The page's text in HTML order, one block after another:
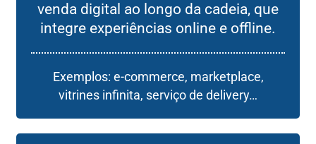
venda digital ao longo da cadeia, que
integre experiências online e offline.
Exemplos: e-commerce, marketplace,
vitrines infinita, serviço de delivery…